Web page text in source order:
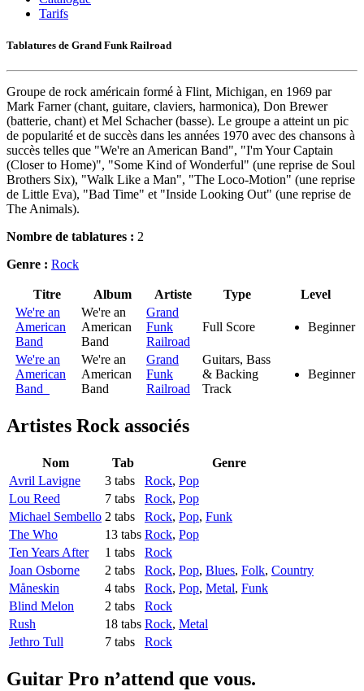
Tarifs
Tablatures de Grand Funk Railroad
Groupe de rock américain formé à Flint, Michigan, en 1969 par
Mark Farner (chant, guitare, claviers, harmonica), Don Brewer
(batterie, chant) et Mel Schacher (basse). Le groupe a atteint un pic
de popularité et de succès dans les années 1970 avec des chansons à
succès telles que "We're an American Band", "I'm Your Captain
(Closer to Home)", "Some Kind of Wonderful" (une reprise de Soul
Brothers Six), "Walk Like a Man", "The Loco-Motion" (une reprise
de Little Eva), "Bad Time" et "Inside Looking Out" (une reprise de
The Animals).
Nombre de tablatures : 2
Genre : Rock
Titre Album Artiste Type
Level
We're an
American
Band
We're an
American
Band
Grand
Funk
Railroad
Full Score Beginner
We're an
American
Band
We're an
American
Band
Grand
Funk
Railroad
Guitars, Bass
& Backing
Track
Beginner
Artistes Rockassociés
Nom Tab
Genre
Avril Lavigne
3 tabs Rock, Pop
Lou Reed
7 tabs Rock, Pop
Michael Sembello 2 tabs Rock, Pop, Funk
The Who
13 tabs Rock, Pop
Ten Years After
1 tabs
Rock
Joan Osborne
2 tabs Rock, Pop, Blues, Folk, Country
Måneskin
4 tabs Rock, Pop, Metal, Funk
Blind Melon
2 tabs
Rock
Rush
18 tabs Rock, Metal
Jethro Tull
7 tabs Rock
Guitar Pro n’attend que vous.